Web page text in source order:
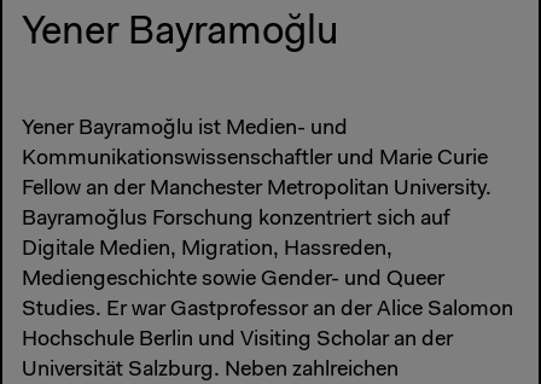
Yener Bayramoğlu
Yener Bayramoğlu ist Medien- und
Kommunikationswissenschaftler und Marie Curie
Fellow an der Manchester Metropolitan University.
Bayramoğlus Forschung konzentriert sich auf
Digitale Medien, Migration, Hassreden,
Mediengeschichte sowie Gender- und Queer
Studies. Er war Gastprofessor an der Alice Salomon
Hochschule Berlin und Visiting Scholar an der
Universität Salzburg. Neben zahlreichen